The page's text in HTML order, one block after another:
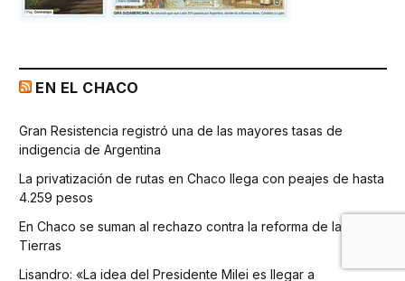
EN EL CHACO
Gran Resistencia registró una de las mayores tasas de
indigencia de Argentina
La privatización de rutas en Chaco llega con peajes de hasta
4.259 pesos
En Chaco se suman al rechazo contra la reforma de la Ley de
Tierras
Lisandro: «La idea del Presidente Milei es llegar a